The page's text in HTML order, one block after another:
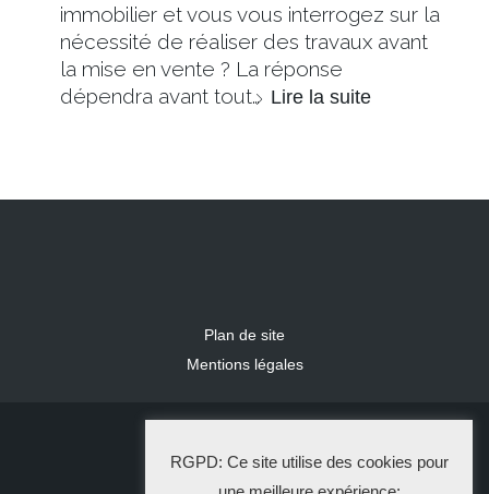
immobilier et vous vous interrogez sur la
nécessité de réaliser des travaux avant
la mise en vente ? La réponse
dépendra avant tout… Lire la suite
Plan de site
Mentions légales
La Solution Immo
RGPD: Ce site utilise des cookies pour